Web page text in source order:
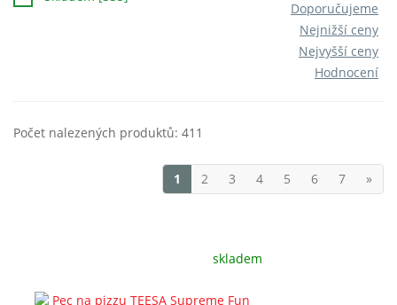
Doporučujeme
Nejnižší ceny
Nejvyšší ceny
Hodnocení
Počet nalezených produktů: 411
1 2 3 4 5 6 7 »
skladem